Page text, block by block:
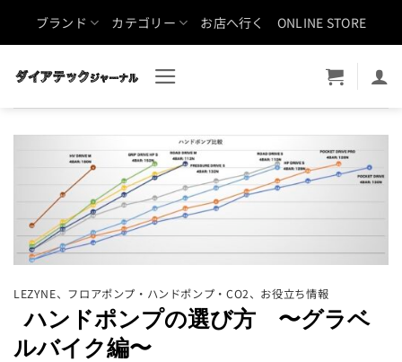
ブランド カテゴリー お店へ行く ONLINE STORE
LEZYNE、 フロアポンプ・ハンドポンプ・CO2、 お役立ち情報
ハンドポンプの選び方 〜グラベ
ルバイク編〜